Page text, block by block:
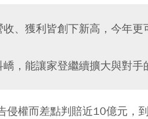
、獲利皆創下新高，今年更
，能讓家登繼續擴大與對手
侵權而差點判賠近10億元，